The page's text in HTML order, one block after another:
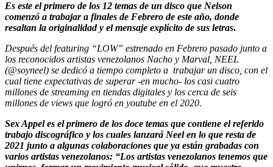
Es este el primero de los 12 temas de un disco que Nelson
comenzó a trabajar a finales de Febrero de este año, donde
resaltan la originalidad y el mensaje explícito de sus letras.
Después del featuring “LOW” estrenado en Febrero pasado junto a
los reconocidos artistas venezolanos Nacho y Marval, NEEL
(@soyneel) se dedicó a tiempo completo a trabajar un disco, con el
cual tiene expectativas de superar -en mucho- los casi cuatro
millones de streaming en tiendas digitales y los cerca de seis
millones de views que logró en youtube en el 2020.
Sex Appel es el primero de los doce temas que contiene el referido
trabajo discográfico y los cuales lanzará Neel en lo que resta de
2021 junto a algunas colaboraciones que ya están grabadas con
varios artistas venezolanos: “Los artistas venezolanos tenemos que